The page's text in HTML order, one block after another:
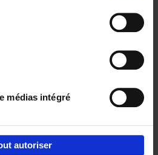
médias intégré
autoriser
marketing like a PRO -
revised edition (EN)